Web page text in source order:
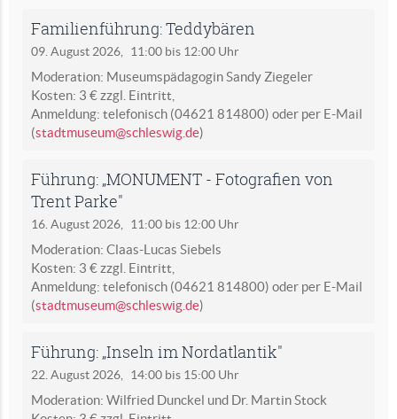
Familienführung: Teddybären
09. August 2026, 11:00 bis 12:00 Uhr
Moderation: Museumspädagogin Sandy Ziegeler
Kosten: 3 € zzgl. Eintritt,
Anmeldung: telefonisch (04621 814800) oder per E-Mail
(stadtmuseum@schleswig.de)
Führung: „MONUMENT - Fotografien von
Trent Parke"
16. August 2026, 11:00 bis 12:00 Uhr
Moderation: Claas-Lucas Siebels
Kosten: 3 € zzgl. Eintritt,
Anmeldung: telefonisch (04621 814800) oder per E-Mail
(stadtmuseum@schleswig.de)
Führung: „Inseln im Nordatlantik"
22. August 2026, 14:00 bis 15:00 Uhr
Moderation: Wilfried Dunckel und Dr. Martin Stock